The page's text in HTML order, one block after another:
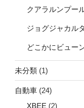
クアラルンプー
ジョグジャカル
どこかにビュー
未分類 (1)
自動車 (24)
XBEE (2)